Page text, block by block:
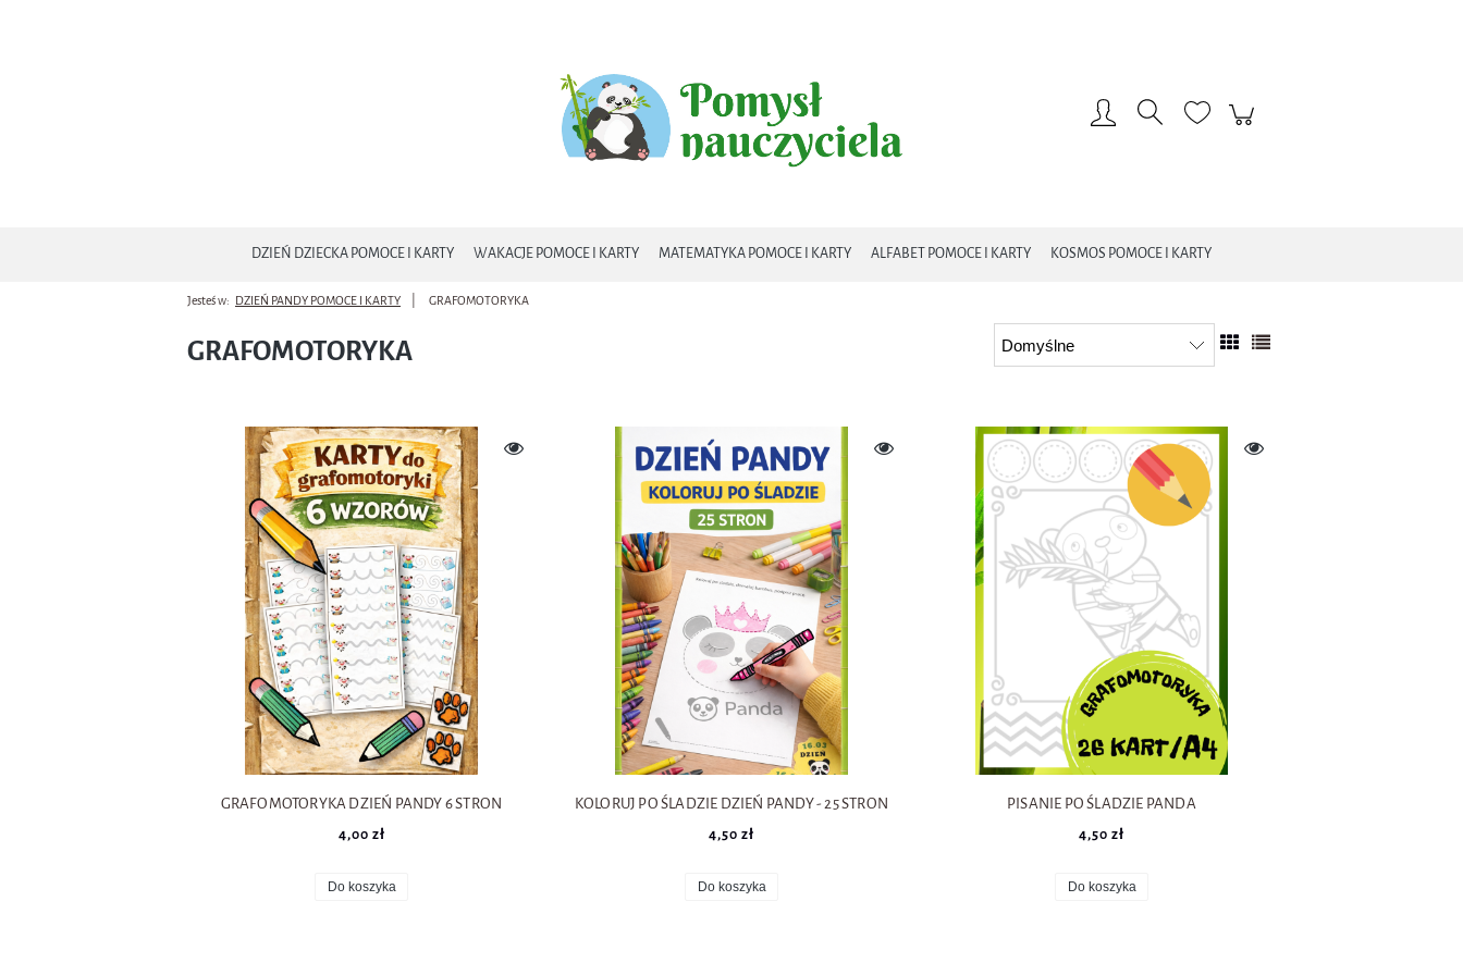
DZIEŃ DZIECKA POMOCE I KARTY WAKACJE POMOCE I KARTY MATEMATYKA POMOCE I KARTY ALFABET POMOCE I KARTY KOSMOS POMOCE I KARTY
PTAKI - POMOCE I KARTY MARCOWA POGODA DZIEŃ KOBIET POMOCE I KARTY FERIE ZIMOWE POMOCE I KARTY JESIEŃ POMOCE I KARTY
OWOCE I WARZYWA POMOCE MATEMATYKA POMOCE I KARTY LOGOPEDIA POMOCE DYDAKTYCZNE DZIEŃ DYNI POMOCE I KARTY POLSKA - 11 LISTOPAD, MAJOWE
DZIEŃ JEŻA POMOCE I KARTY ANDRZEJKI POMOCE I KARTY MIKOŁAJ POMOCE I KARTY ZIMA POMOCE I KARTY ZIMA POMOCE I KARTY
BOŻE NARODZENIE POMOCE I KARTY DZIEŃ BABCI I DZIADKA POMOCE DZIEŃ BABCI I DZIADKA POMOCE WALENTYNKI POMOCE I KARTY
DINOZAURY POMOCE I KARTY DZIEŃ PĄCZKA POMOCE I KARTY
Jesteś w: DZIEŃ PANDY POMOCE I KARTY GRAFOMOTORYKA
GRAFOMOTORYKA
GRAFOMOTORYKA DZIEŃ PANDY 6 STRON
4,00 zł
Do koszyka
KOLORUJ PO ŚLADZIE DZIEŃ PANDY - 25 STRON
4,50 zł
Do koszyka
PISANIE PO ŚLADZIE PANDA
4,50 zł
Do koszyka